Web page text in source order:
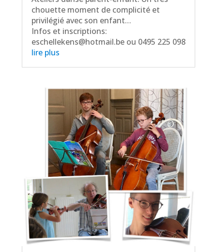
chouette moment de complicité et
privilégié avec son enfant…
Infos et inscriptions:
eschellekens@hotmail.be ou 0495 225 098
lire plus